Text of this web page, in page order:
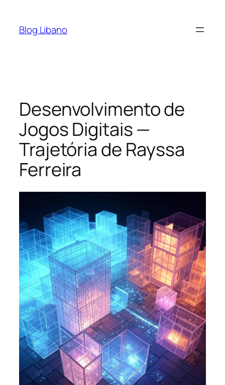
Blog Libano
Desenvolvimento de
Jogos Digitais —
Trajetória de Rayssa
Ferreira